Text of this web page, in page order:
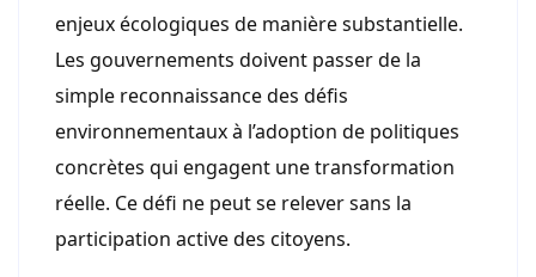
enjeux écologiques de manière substantielle.
Les gouvernements doivent passer de la
simple reconnaissance des défis
environnementaux à l’adoption de politiques
concrètes qui engagent une transformation
réelle. Ce défi ne peut se relever sans la
participation active des citoyens.